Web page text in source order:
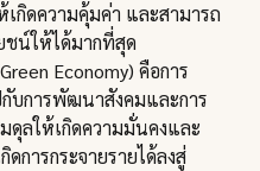
เกิดความคุ้มค่า และสามารถ
น์ให้ได้มากที่สุด
Economy) คือการ
บการพัฒนาสังคมและการ
ดุลให้เกิดความมั่นคงและ
การกระจายรายได้ลงสู่